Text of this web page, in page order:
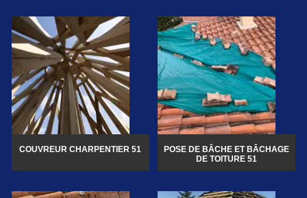
COUVREUR CHARPENTIER 51
POSE DE BÂCHE ET BÂCHAGE
DE TOITURE 51